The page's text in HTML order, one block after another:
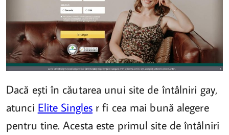
Dacă ești în căutarea unui site de întâlniri gay,
atunci Elite Singles r fi cea mai bună alegere
pentru tine. Acesta este primul site de întâlniri